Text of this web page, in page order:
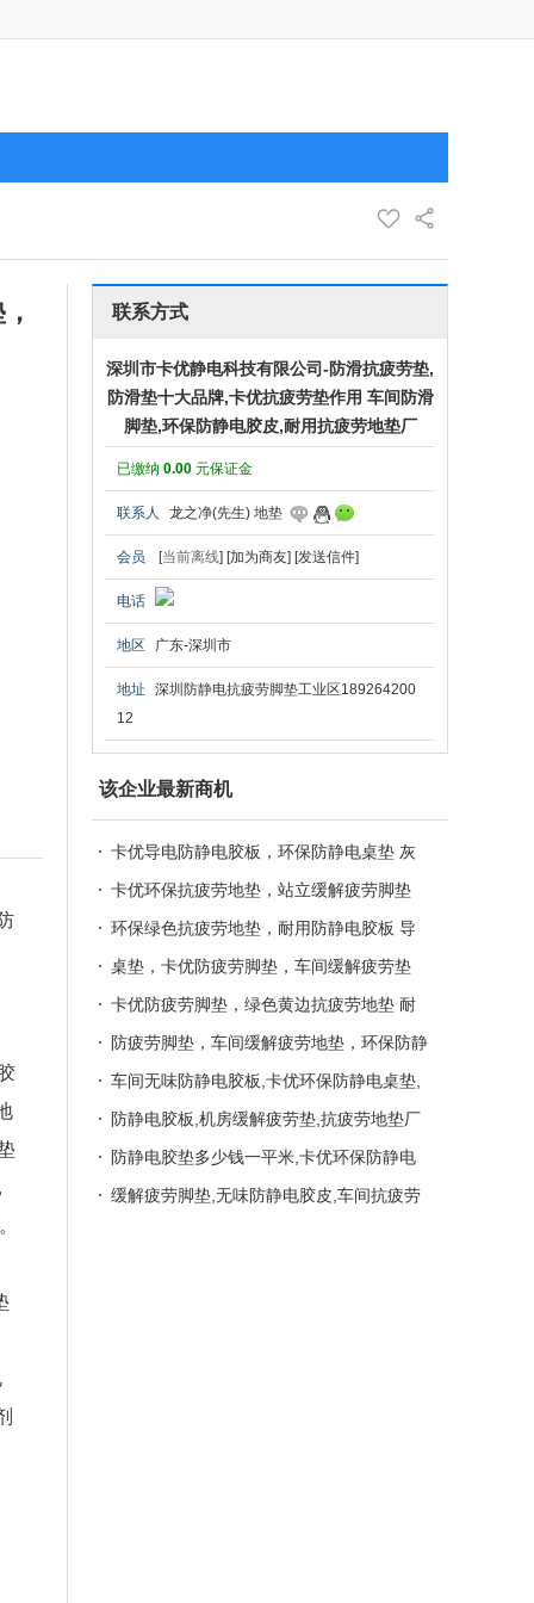
联系方式
深圳市卡优静电科技有限公司-防滑抗疲劳垫,
防滑垫十大品牌,卡优抗疲劳垫作用 车间防滑
脚垫,环保防静电胶皮,耐用抗疲劳地垫厂
已缴纳 0.00 元保证金
联系人 龙之净(先生) 地垫
会员 [当前离线] [加为商友] [发送信件]
电话
地区 广东-深圳市
地址
深圳防静电抗疲劳脚垫工业区189264200
12
该企业最新商机
卡优导电防静电胶板，环保防静电桌垫 灰
色黄边缓解疲劳垫，龙之净环保防静电桌
垫，耐用防静电胶皮
卡优环保抗疲劳地垫，站立缓解疲劳脚垫
绿色导电防静电桌垫，耐用环保防静电脚
垫，卡优抗疲劳地垫
环保绿色抗疲劳地垫，耐用防静电胶板 导
电防疲劳脚垫，缓解疲劳地垫，卡优防静电
胶垫，防静电橡胶板
桌垫，卡优防疲劳脚垫，车间缓解疲劳垫
机房防疲劳脚垫，耐用环保防静电桌垫，卡
优无味防静电胶皮
卡优防疲劳脚垫，绿色黄边抗疲劳地垫 耐
用防疲劳脚垫，绿色黄边抗疲劳地垫，缓解
疲劳胶垫
防疲劳脚垫，车间缓解疲劳地垫，环保防静
电桌垫 防静电桌垫无甲醛，耐用抗疲劳地
垫，无味防静电桌垫
车间无味防静电胶板,卡优环保防静电桌垫,
防疲劳脚垫 仓库环保防静电胶皮,卡优缓解
疲劳地垫,抗疲劳垫
防静电胶板,机房缓解疲劳垫,抗疲劳地垫厂
导电防疲劳脚垫,站立缓解疲劳地垫,环保绿
色防静电皮
防静电胶垫多少钱一平米,卡优环保防静电
桌垫,抗疲劳地垫
缓解疲劳脚垫,无味防静电胶皮,车间抗疲劳